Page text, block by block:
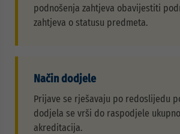
podnošenja zahtjeva obavijestiti
zahtjeva o statusu predmeta.
Način dodjele
Prijave se rješavaju po redoslijedu
dodjela se vrši do raspodjele
akreditacija.